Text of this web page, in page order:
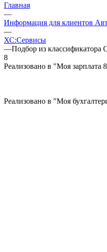
Главная
—
Информация для клиентов
—
ХС:Сервисы
—Подбор из
8
Реализовано в "Моя зарплата
Реализовано в "Моя